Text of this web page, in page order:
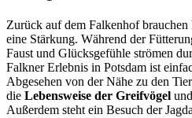
Zurück auf dem Falkenhof
eine Stärkung. Während der
Faust und Glücksgefühle strömen
Falkner Erlebnis in Potsdam ist
Abgesehen von der Nähe zu den
die Lebensweise der Greifvögel
Außerdem steht ein Besuch der